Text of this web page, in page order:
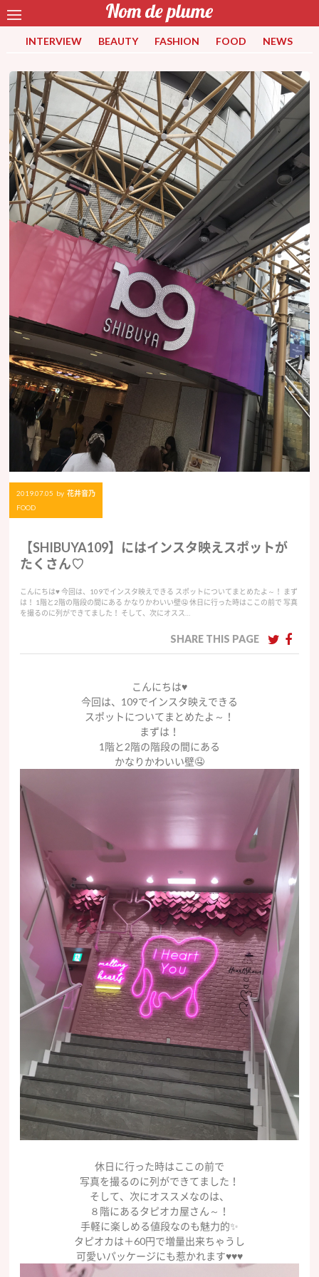
INTERVIEW BEAUTY FASHION FOOD NEWS
2019.07.05 by 花井音乃
FOOD
【SHIBUYA109】にはインスタ映えスポットが
たくさん♡
こんにちは♥ 今回は、109でインスタ映えできる スポットについてまとめたよ～！ まず
は！ 1階と2階の階段の間にある かなりかわいい壁🤤 休日に行った時はここの前で 写真
を撮るのに列ができてました！ そして、次にオスス…
SHARE THIS PAGE
こんにちは♥
今回は、109でインスタ映えできる
スポットについてまとめたよ～！
まずは！
1階と2階の階段の間にある
かなりかわいい壁🤤
休日に行った時はここの前で
写真を撮るのに列ができてました！
そして、次にオススメなのは、
８階にあるタピオカ屋さん～！
手軽に楽しめる値段なのも魅力的✨
タピオカは＋60円で増量出来ちゃうし
可愛いパッケージにも惹かれます♥♥♥